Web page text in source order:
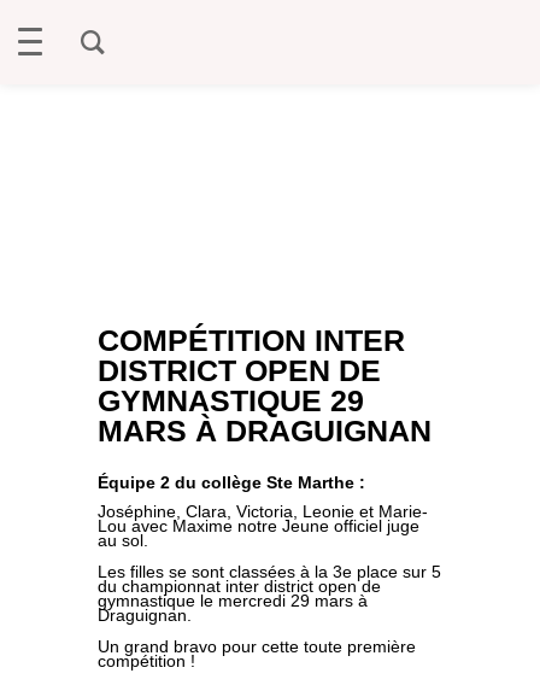
COMPÉTITION INTER
DISTRICT OPEN DE
GYMNASTIQUE 29
MARS À DRAGUIGNAN
Équipe 2 du collège Ste Marthe :
Joséphine, Clara, Victoria, Leonie et Marie-
Lou avec Maxime notre Jeune officiel juge
au sol.
Les filles se sont classées à la 3e place sur 5
du championnat inter district open de
gymnastique le mercredi 29 mars à
Draguignan.
Un grand bravo pour cette toute première
compétition !